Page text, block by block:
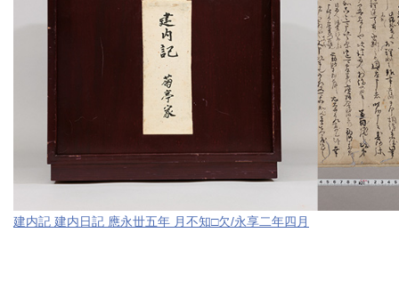
建内記 建内日記 應永丗五年 月不知□欠/永享二年四月